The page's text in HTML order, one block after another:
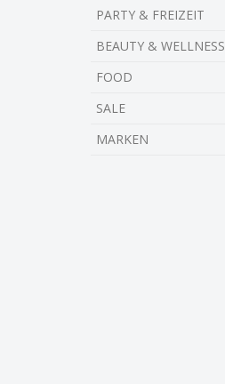
PARTY & FREIZEIT
BEAUTY & WELLNESS
FOOD
SALE
MARKEN